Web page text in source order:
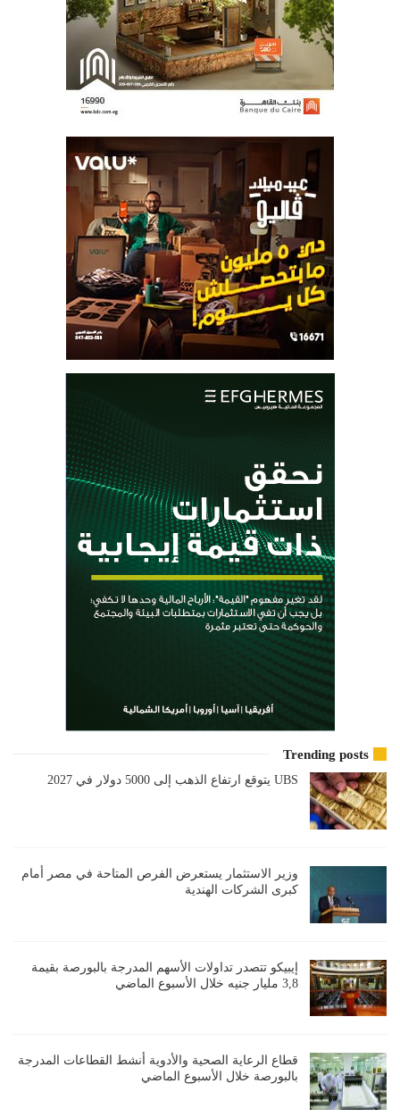
Trending posts
UBS يتوقع ارتفاع الذهب إلى 5000 دولار في 2027
وزير الاستثمار يستعرض الفرص المتاحة في مصر أمام
كبرى الشركات الهندية
إيبيكو تتصدر تداولات الأسهم المدرجة بالبورصة بقيمة
3,8 مليار جنيه خلال الأسبوع الماضي
قطاع الرعاية الصحية والأدوية أنشط القطاعات المدرجة
بالبورصة خلال الأسبوع الماضي